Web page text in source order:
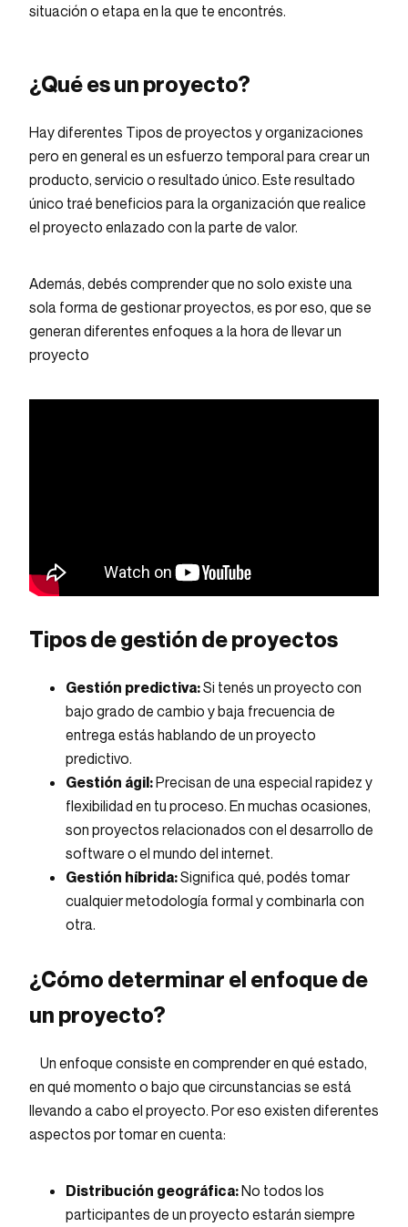
situación o etapa en la que te encontrés.
¿Qué es un proyecto?
Hay diferentes Tipos de proyectos y organizaciones
pero en general es un esfuerzo temporal para crear un
producto, servicio o resultado único. Este resultado
único traé beneficios para la organización que realice
el proyecto enlazado con la parte de valor.
Además, debés comprender que no solo existe una
sola forma de gestionar proyectos, es por eso, que se
generan diferentes enfoques a la hora de llevar un
proyecto
Tipos de gestión de proyectos
Gestión predictiva:Si tenés un proyecto con
bajo grado de cambio y baja frecuencia de
entrega estás hablando de un proyecto
predictivo.
Gestión ágil:Precisan de una especial rapidez y
flexibilidad en tu proceso. En muchas ocasiones,
son proyectos relacionados con el desarrollo de
software o el mundo del internet.
Gestión híbrida:Significa qué, podés tomar
cualquier metodología formal y combinarla con
otra.
¿Cómo determinar el enfoque de
un proyecto?
Un enfoque consiste en comprender en qué estado,
en qué momento o bajo que circunstancias se está
llevando a cabo el proyecto. Por eso existen diferentes
aspectos por tomar en cuenta:
Distribución geográfica:No todos los
participantes de un proyecto estarán siempre